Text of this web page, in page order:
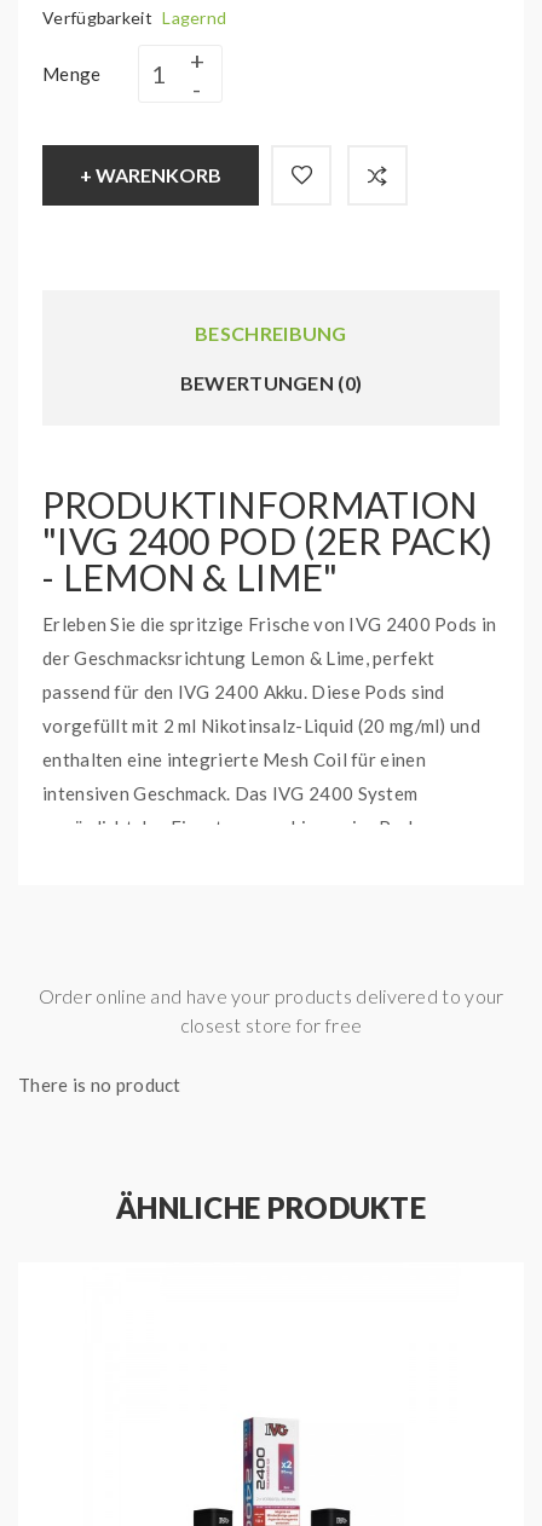
Verfügbarkeit Lagernd
Menge
+ WARENKORB
BESCHREIBUNG
BEWERTUNGEN (0)
PRODUKTINFORMATION
"IVG 2400 POD (2ER PACK)
- LEMON & LIME"
Erleben Sie die spritzige Frische von IVG 2400 Pods in
der Geschmacksrichtung Lemon & Lime, perfekt
passend für den IVG 2400 Akku. Diese Pods sind
vorgefüllt mit 2 ml Nikotinsalz-Liquid (20 mg/ml) und
enthalten eine integrierte Mesh Coil für einen
intensiven Geschmack. Das IVG 2400 System
ermöglicht das Einsetzen von bis zu vier Pods
Kompatibilität: IVG 2400 Akku
Füllmenge: 2 ml pro Pod (nicht wiederbefüllbar)
Geschmacksrichtung: Lemon & Lime
Order online and have your products delivered to your
closest store for free
There is no product
ÄHNLICHE PRODUKTE